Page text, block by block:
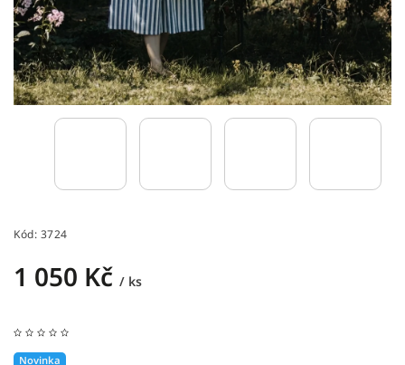
Kód: 3724
1 050 Kč / ks
Novinka